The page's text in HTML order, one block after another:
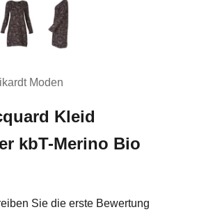
Moden
Kleid
kbT-Merino Bio
Sie die erste Bewertung